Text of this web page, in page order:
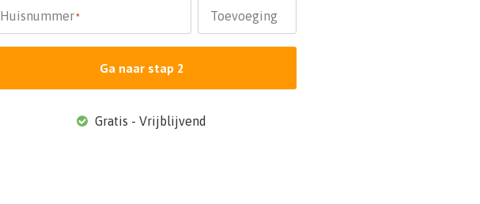
Huisnummer* Toevoeging
Ga naar stap 2
Gratis - Vrijblijvend